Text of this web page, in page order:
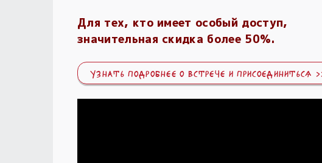
Для тех, кто имеет особый доступ,
значительная скидка более 50%.
УЗНАТЬ ПОДРОБНЕЕ О ВСТРЕЧЕ И ПРИСОЕДИНИТЬСЯ